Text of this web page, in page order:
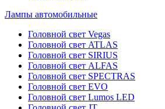
Лампы автомобильные
Головной свет Vegas
Головной свет ATLAS
Головной свет SIRIUS
Головной свет ALFAS
Головной свет SPECTRAS
Головной свет EVO
Головной свет Lumos LED